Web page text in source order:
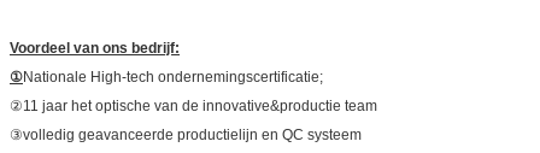
Voordeel van ons bedrijf:
①Nationale High-tech ondernemingscertificatie;
②11 jaar het optische van de innovative&productie team
③volledig geavanceerde productielijn en QC systeem